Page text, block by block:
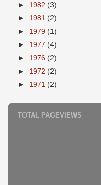
► 1982 (3)
► 1981 (2)
► 1979 (1)
► 1977 (4)
► 1976 (2)
► 1972 (2)
► 1971 (2)
TOTAL PAGEVIEWS